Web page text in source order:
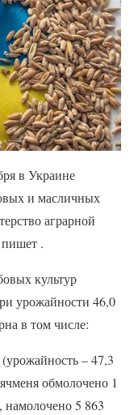
в Украине
и масличных
аграрной
.
культур
урожайности 46,0
в том числе:
– 47,3
обмолочено 1
намолочено 5 863